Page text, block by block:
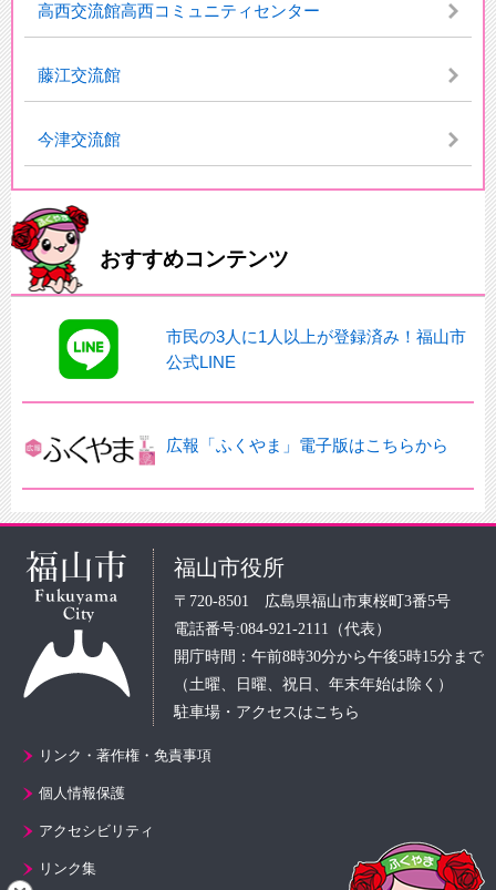
高西交流館高西コミュニティセンター
藤江交流館
今津交流館
おすすめコンテンツ
市民の3人に1人以上が登録済み！福山市
公式LINE
広報「ふくやま」電子版はこちらから
福山市役所
〒720-8501 広島県福山市東桜町3番5号
電話番号:084-921-2111（代表）
開庁時間：午前8時30分から午後5時15分まで
（土曜、日曜、祝日、年末年始は除く）
駐車場・アクセスはこちら
リンク・著作権・免責事項
個人情報保護
アクセシビリティ
リンク集